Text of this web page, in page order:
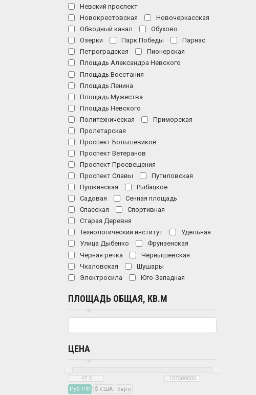
Невский проспект
Новокрестовская
Новочеркасская
Обводный канал
Обухово
Озерки
Парк Победы
Парнас
Петроградская
Пионерская
Площадь Александра Невского
Площадь Восстания
Площадь Ленина
Площадь Мужества
Площадь Невского
Политехническая
Приморская
Пролетарская
Проспект Большевиков
Проспект Ветеранов
Проспект Просвещения
Проспект Славы
Путиловская
Пушкинская
Рыбацкое
Садовая
Сенная площадь
Спасская
Спортивная
Старая Деревня
Технологический институт
Удельная
Улица Дыбенко
Фрунзенская
Чёрная речка
Чернышевская
Чкаловская
Шушары
Электросила
Юго-Западная
ПЛОЩАДЬ ОБЩАЯ, КВ.М
ЦЕНА
Руб РФ $ США Eвро